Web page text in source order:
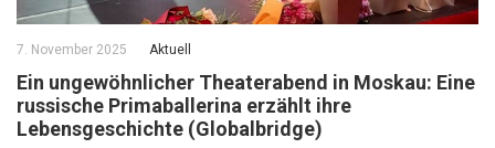
7. November 2025 Aktuell
Ein ungewöhnlicher Theaterabend in Moskau: Eine
russische Primaballerina erzählt ihre
Lebensgeschichte (Globalbridge)